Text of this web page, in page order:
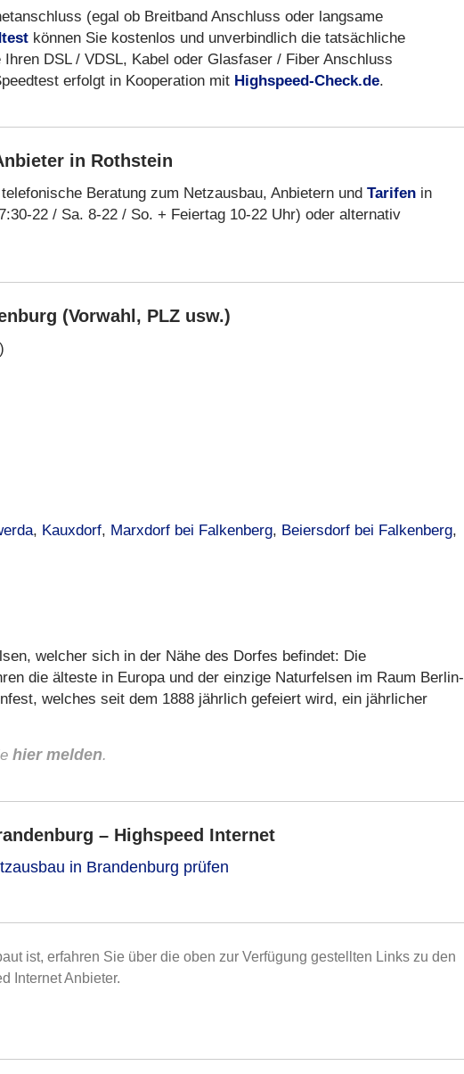
(egal ob Breitband Anschluss oder langsame
können Sie kostenlos und unverbindlich die tatsächliche
DSL / VDSL, Kabel oder Glasfaser / Fiber Anschluss
erfolgt in Kooperation mit Highspeed-Check.de.
in Rothstein
Beratung zum Netzausbau, Anbietern und Tarifen in
22 / Sa. 8-22 / So. + Feiertag 10-22 Uhr) oder alternativ
(Vorwahl, PLZ usw.)
, Kauxdorf, Marxdorf bei Falkenberg, Beiersdorf bei Falkenberg,
welcher sich in der Nähe des Dorfes befindet: Die
die älteste in Europa und der einzige Naturfelsen im Raum Berlin-
welches seit dem 1888 jährlich gefeiert wird, ein jährlicher
hier melden.
– Highspeed Internet
in Brandenburg prüfen
ist, erfahren Sie über die oben zur Verfügung gestellten Links zu den
Internet Anbieter.